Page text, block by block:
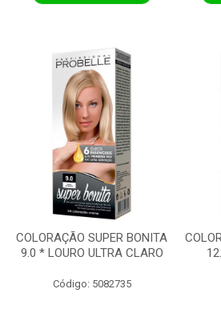
COLORAÇÃO SUPER BONITA
9.0 * LOURO ULTRA CLARO
Código: 5082735